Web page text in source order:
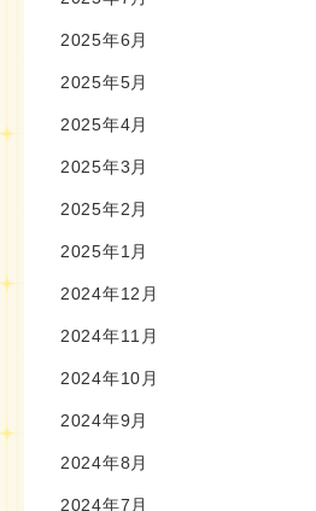
2025年6月
2025年5月
2025年4月
2025年3月
2025年2月
2025年1月
2024年12月
2024年11月
2024年10月
2024年9月
2024年8月
2024年7月